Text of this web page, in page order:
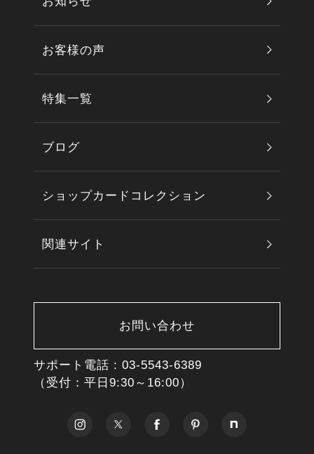
お客様の声
特集一覧
ブログ
ショップカードコレクション
関連サイト
お問い合わせ
サポート電話 : 03-5543-6389
（受付：平日9:30～16:00）